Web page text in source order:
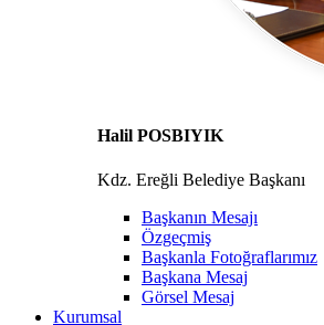
Halil POSBIYIK
Kdz. Ereğli Belediye Başkanı
Başkanın Mesajı
Özgeçmiş
Başkanla Fotoğraflarımız
Başkana Mesaj
Görsel Mesaj
Kurumsal